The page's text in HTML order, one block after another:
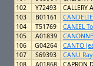
102
Y72493 CALLERY
103
B01161
104
T51769 CANIEL
105
A01839
106
G04264 CANTO
107
S69393 CANU
108
A01868 CAPRON